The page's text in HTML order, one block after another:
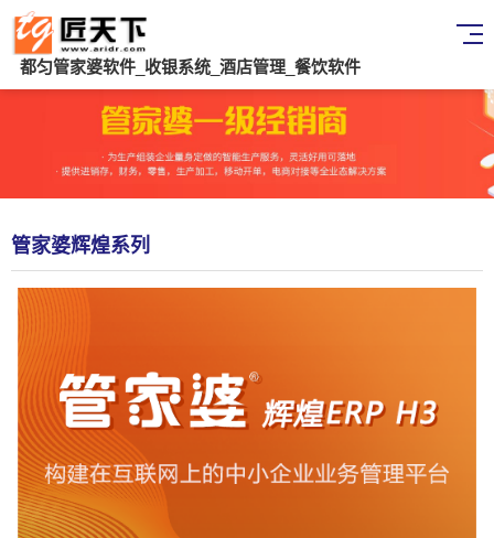
都匀管家婆软件_收银系统_酒店管理_餐饮软件
管家婆辉煌系列